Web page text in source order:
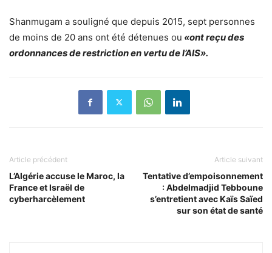
Shanmugam a souligné que depuis 2015, sept personnes
de moins de 20 ans ont été détenues ou «ont reçu des
ordonnances de restriction en vertu de l’AIS».
Article précédent
L’Algérie accuse le Maroc, la
France et Israël de
cyberharcèlement
Article suivant
Tentative d’empoisonnement
: Abdelmadjid Tebboune
s’entretient avec Kaïs Saïed
sur son état de santé